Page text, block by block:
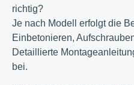
richtig?
Je nach Modell erfolgt die
Einbetonieren,
Detaillierte
bei.